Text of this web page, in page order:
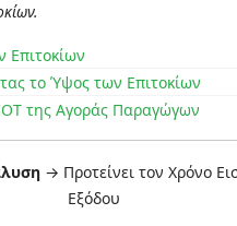
Επιτοκίων
το Ύψος των Επιτοκίων
της Αγοράς Παραγώγων
→ Προτείνει τον Χρόνο
Εξόδου